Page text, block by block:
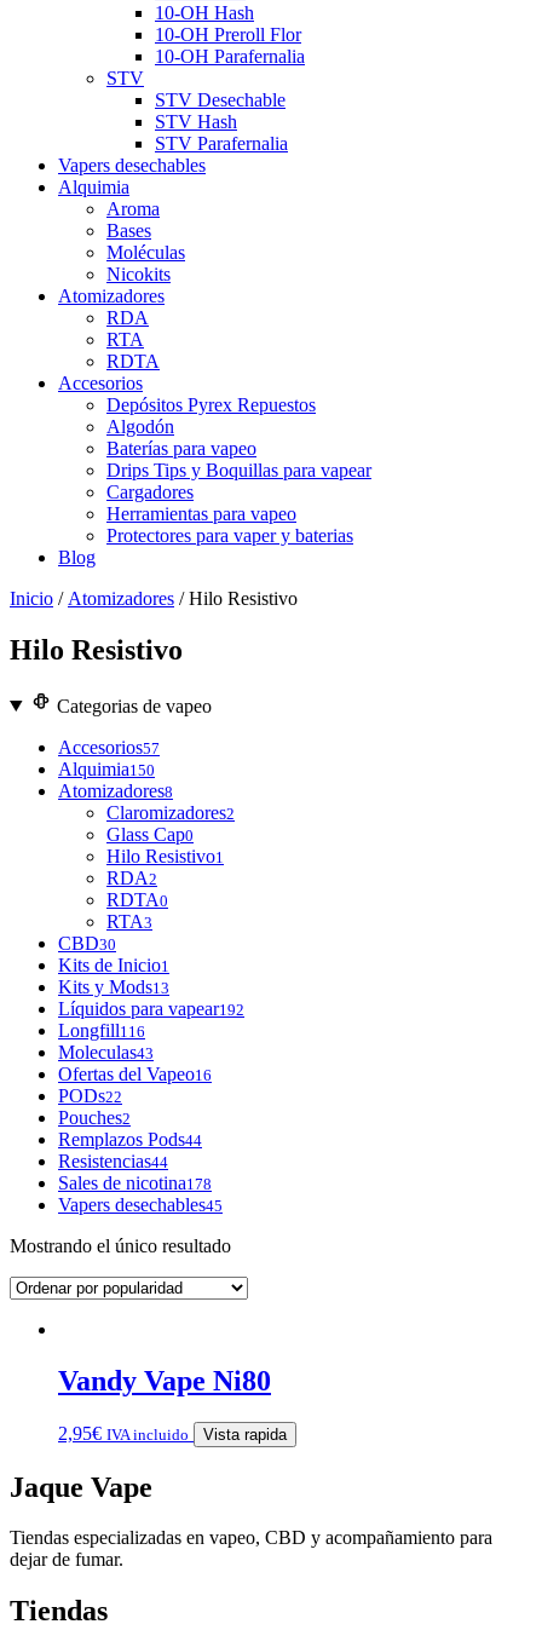
10-OH Hash
10-OH Preroll Flor
10-OH Parafernalia
STV
STV Desechable
STV Hash
STV Parafernalia
Vapers desechables
Alquimia
Aroma
Bases
Moléculas
Nicokits
Atomizadores
RDA
RTA
RDTA
Accesorios
Depósitos Pyrex Repuestos
Algodón
Baterías para vapeo
Drips Tips y Boquillas para vapear
Cargadores
Herramientas para vapeo
Protectores para vaper y baterias
Blog
Inicio / Atomizadores / Hilo Resistivo
Hilo Resistivo
Categorias de vapeo
Accesorios57
Alquimia150
Atomizadores8
Claromizadores2
Glass Cap0
Hilo Resistivo1
RDA2
RDTA0
RTA3
CBD30
Kits de Inicio1
Kits y Mods13
Líquidos para vapear192
Longfill116
Moleculas43
Ofertas del Vapeo16
PODs22
Pouches2
Remplazos Pods44
Resistencias44
Sales de nicotina178
Vapers desechables45
Mostrando el único resultado
Vandy Vape Ni80
2,95€ IVA incluido Vista rapida
Jaque Vape
Tiendas especializadas en vapeo, CBD y acompañamiento para
dejar de fumar.
Tiendas